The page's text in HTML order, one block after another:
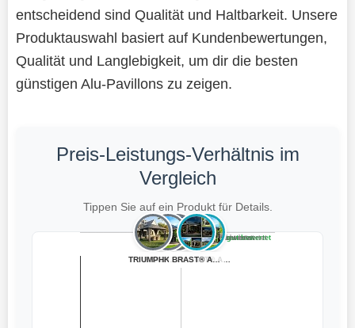
entscheidend sind Qualität und Haltbarkeit. Unsere
Produktauswahl basiert auf Kundenbewertungen,
Qualität und Langlebigkeit, um dir die besten
günstigen Alu-Pavillons zu zeigen.
Preis-Leistungs-Verhältnis im
Vergleich
Tippen Sie auf ein Produkt für Details.
Teuer, gut bewertet
Teuer, schlecht bewertet
Preiswert, gut bewertet
Preiswert, schlecht bewertet
BRAST Alu Pavil...
BRAST® Alu Pavi...
TRIUMPHKEY Pavi... BRAST® Alu Pavi...